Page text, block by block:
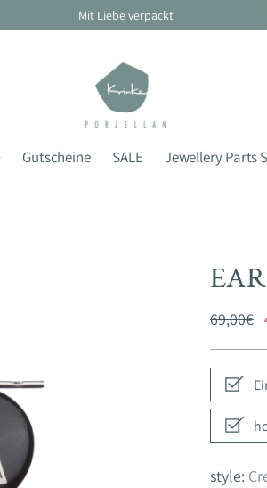
Handarbeit braucht seine Zeit - Lieferzeit 4-10 Tage
Gutscheine SALE Jewellery Parts
Regular
69,00€
style: